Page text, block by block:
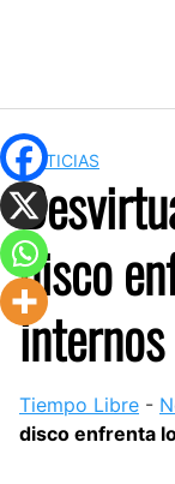
NOTICIAS
disco
internos
Tiempo Libre -
disco enfrenta